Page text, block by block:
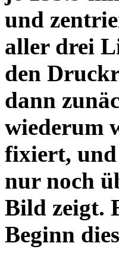
und
aller drei
den
dann
wiederum
fixiert,
nur noch
Bild zeigt.
Beginn